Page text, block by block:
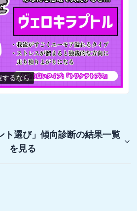
するなら
ト選び」傾向診断の結果一覧
を見る